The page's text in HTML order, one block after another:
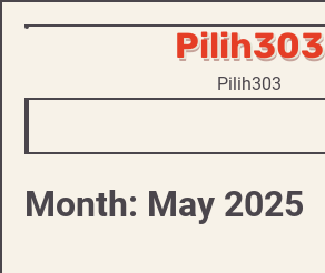
Skip
Pilih303
Pilih303
Month: May 2025